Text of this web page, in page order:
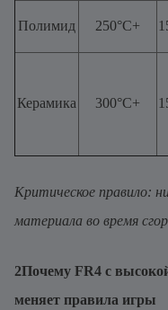
Полимид 250°C+
Керамика 300°C+
Критическое правило:
материала во время
2Почему FR4 с
меняет правила игры